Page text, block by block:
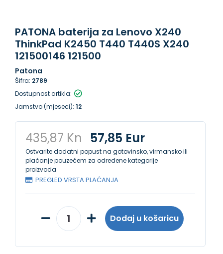
PATONA baterija za Lenovo X240
ThinkPad K2450 T440 T440S X240
121500146 121500
Patona
Šifra: 2789
Dostupnost artikla:
Jamstvo (mjeseci): 12
435,87 Kn 57,85 Eur
Ostvarite dodatni popust na gotovinsko, virmansko ili
plaćanje pouzećem za određene kategorije
proizvoda
PREGLED VRSTA PLAĆANJA
Dodaj u košaricu